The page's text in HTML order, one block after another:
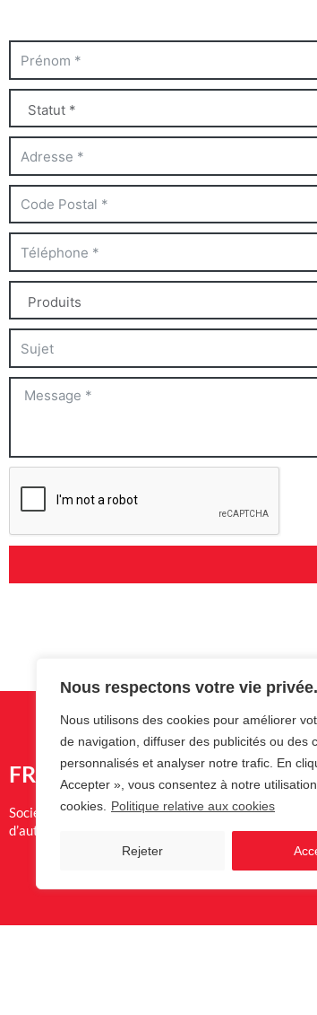
Nous respectons votre vie privée.
Nous utilisons des cookies pour améliorer
de navigation, diffuser des publicités ou des
personnalisés et analyser notre trafic. En
Accepter », vous consentez à notre
cookies.
Politique relative aux cookies
Rejeter
FREG
Société de placement et de réparation de systèmes
d’automatisation des accès depuis 1988.